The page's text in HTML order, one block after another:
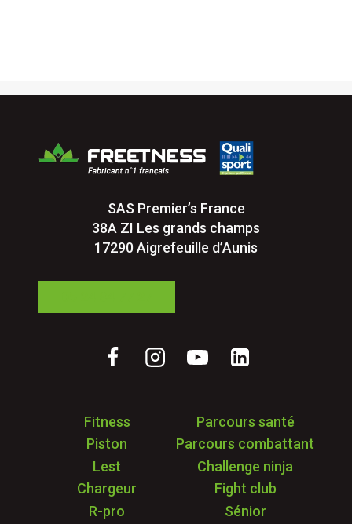
SAS Premier’s France
38A ZI Les grands champs
17290 Aigrefeuille d’Aunis
Fitness
Parcours santé
Piston
Parcours combattant
Lest
Challenge ninja
Chargeur
Fight club
R-pro
Sénior